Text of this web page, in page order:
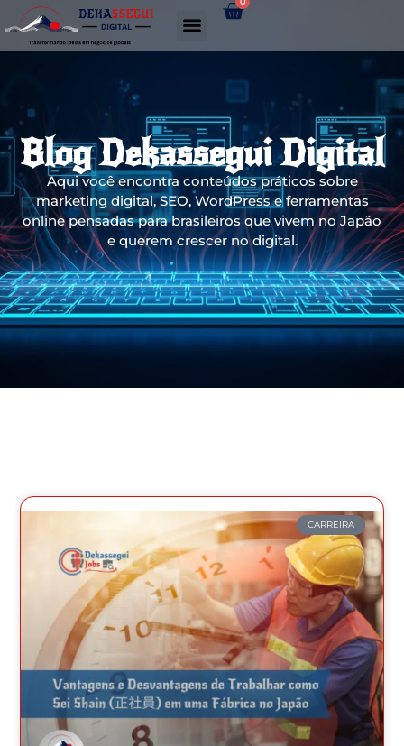
Blog Dekassegui Digital
Aqui você encontra conteúdos práticos sobre
marketing digital, SEO, WordPress e ferramentas
online pensadas para brasileiros que vivem no Japão
e querem crescer no digital.
CARREIRA